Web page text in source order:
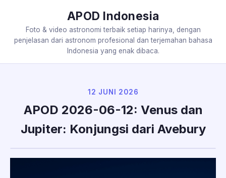
APOD Indonesia
Foto & video astronomi terbaik setiap harinya, dengan
penjelasan dari astronom profesional dan terjemahan bahasa
Indonesia yang enak dibaca.
12 JUNI 2026
APOD 2026-06-12: Venus dan
Jupiter: Konjungsi dari Avebury